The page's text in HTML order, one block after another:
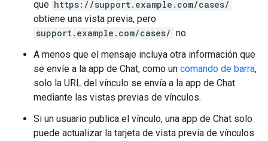
que https://support.example.com/cases/
obtiene una vista previa, pero
support.example.com/cases/ no.
A menos que el mensaje incluya otra información que
se envíe a la app de Chat, como un comando de barra,
solo la URL del vínculo se envía a la app de Chat
mediante las vistas previas de vínculos.
Si un usuario publica el vínculo, una app de Chat solo
puede actualizar la tarjeta de vista previa de vínculos